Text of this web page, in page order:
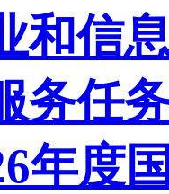
和信
务任
年度